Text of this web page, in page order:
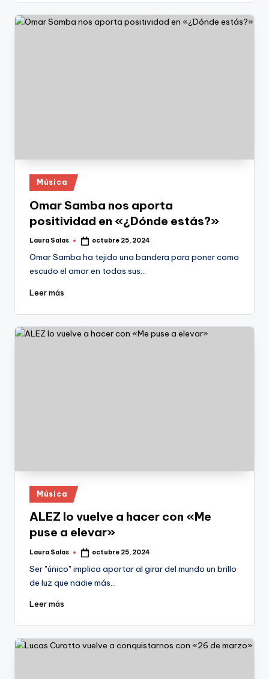
Publicado
en
Música
Omar Samba nos aporta
positividad en «¿Dónde estás?»
Publicado
Laura Salas octubre 25, 2024
Omar Samba ha tejido una bandera para poner como
escudo el amor en todas sus…
Leer más
Publicado
en
Música
ALEZ lo vuelve a hacer con «Me
puse a elevar»
Publicado
Laura Salas octubre 25, 2024
Ser "único" implica aportar al girar del mundo un brillo
de luz que nadie más…
Leer más